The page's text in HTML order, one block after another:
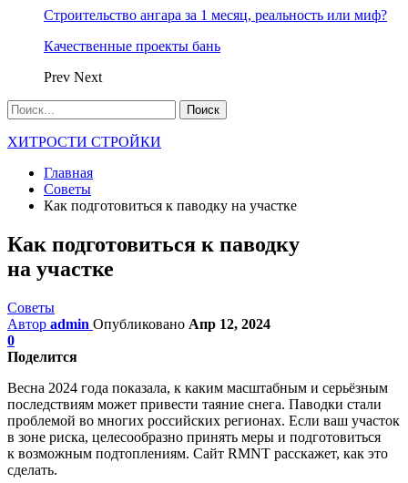
Строительство ангара за 1 месяц, реальность или миф?
Качественные проекты бань
Prev Next
ХИТРОСТИ СТРОЙКИ
Главная
Советы
Как подготовиться к паводку на участке
Как подготовиться к паводку
на участке
Советы
Автор admin Опубликовано Апр 12, 2024
0
Поделится
Весна 2024 года показала, к каким масштабным и серьёзным
последствиям может привести таяние снега. Паводки стали
проблемой во многих российских регионах. Если ваш участок
в зоне риска, целесообразно принять меры и подготовиться
к возможным подтоплениям. Сайт RMNT расскажет, как это
сделать.